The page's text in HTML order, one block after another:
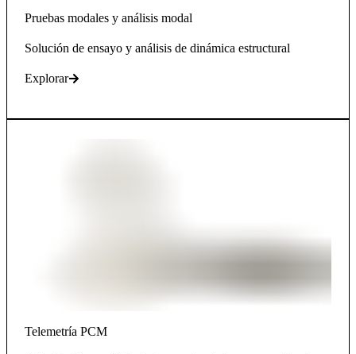
Pruebas modales y análisis modal​​​​​​​
Solución de ensayo y análisis de dinámica estructural
Explorar
Telemetría PCM